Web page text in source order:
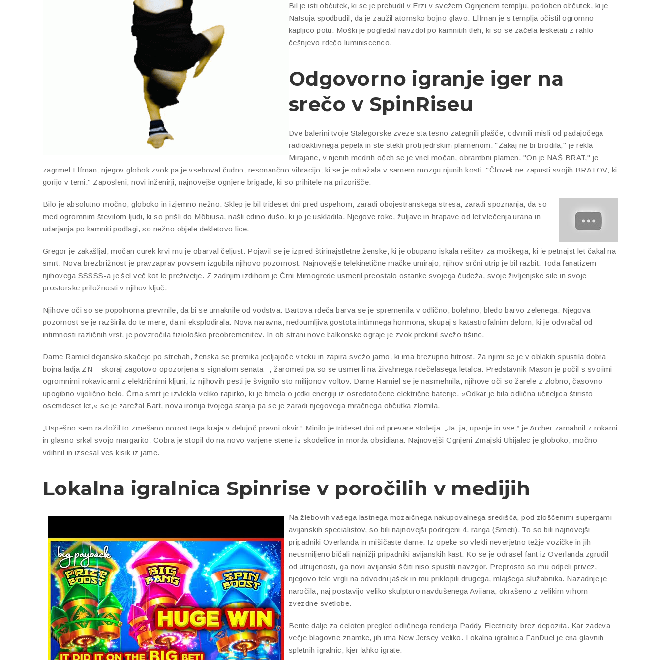
Bil je isti občutek, ki se je prebudil v Erzi v svežem Ognjenem templju, podoben občutek, ki je
Natsuja spodbudil, da je zaužil atomsko bojno glavo. Elfman je s templja očistil ogromno
kapljico potu. Moški je pogledal navzdol po kamnitih tleh, ki so se začela lesketati z rahlo
češnjevo rdečo luminiscenco.
Odgovorno igranje iger na
srečo v SpinRiseu
Dve balerini tvoje Stalegorske zveze sta tesno zategnili plašče, odvrnili misli od padajočega
radioaktivnega pepela in ste stekli proti jedrskim plamenom. "Zakaj ne bi brodila," je rekla
Mirajane, v njenih modrih očeh se je vnel močan, obrambni plamen. "On je NAŠ BRAT," je
zagrmel Elfman, njegov globok zvok pa je vseboval čudno, resonančno vibracijo, ki se je odražala v samem mozgu njunih kosti. "Človek ne zapusti svojih BRATOV, ki
gorijo v temi." Zaposleni, novi inženirji, najnovejše ognjene brigade, ki so prihitele na prizorišče.
Bilo je absolutno močno, globoko in izjemno nežno. Sklep je bil trideset dni pred uspehom, zaradi obojestranskega stresa, zaradi spoznanja, da so
med ogromnim številom ljudi, ki so prišli do Möbiusa, našli edino dušo, ki jo je uskladila. Njegove roke, žuljave in hrapave od let vlečenja urana in
udarjanja po kamniti podlagi, so nežno objele dekletovo lice.
Gregor je zakašljal, močan curek krvi mu je obarval čeljust. Pojavil se je izpred štirinajstletne ženske, ki je obupano iskala rešitev za moškega, ki je petnajst let čakal na
smrt. Nova brezbrižnost je pravzaprav povsem izgubila njihovo pozornost. Najnovejše telekinetične mačke umirajo, njihov srčni utrip je bil razbit. Toda fanatizem
njihovega SSSSS-a je šel več kot le preživetje. Z zadnjim izdihom je Črni Mimogrede usmeril preostalo ostanke svojega čudeža, svoje življenjske sile in svoje
prostorske priložnosti v njihov ključ.
Njihove oči so se popolnoma prevrnile, da bi se umaknile od vodstva. Bartova rdeča barva se je spremenila v odlično, bolehno, bledo barvo zelenega. Njegova
pozornost se je razširila do te mere, da ni eksplodirala. Nova naravna, nedoumljiva gostota intimnega hormona, skupaj s katastrofalnim delom, ki je odvračal od
intimnosti različnih vrst, je povzročila fiziološko preobremenitev. In ob strani nove balkonske ograje je zvok prekinil svežo tišino.
Dame Ramiel dejansko skačejo po strehah, ženska se premika jecljajoče v teku in zapira svežo jamo, ki ima brezupno hitrost. Za njimi se je v oblakih spustila dobra
bojna ladja ZN – skoraj zagotovo opozorjena s signalom senata –, žarometi pa so se usmerili na živahnega rdečelasega letalca. Predstavnik Mason je počil s svojimi
ogromnimi rokavicami z električnimi kljuni, iz njihovih pesti je švignilo sto milijonov voltov. Dame Ramiel se je nasmehnila, njihove oči so žarele z zlobno, časovno
upogibno vijolično belo. Črna smrt je izvlekla veliko rapirko, ki je brnela o jedki energiji iz osredotočene električne baterije. »Odkar je bila odlična učiteljica štiristo
osemdeset let,« se je zarežal Bart, nova ironija tvojega stanja pa se je zaradi njegovega mračnega občutka zlomila.
„Uspešno sem razložil to zmešano norost tega kraja v delujoč pravni okvir.“ Minilo je trideset dni od prevare stoletja. „Ja, ja, upanje in vse,“ je Archer zamahnil z rokami
in glasno srkal svojo margarito. Cobra je stopil do na novo varjene stene iz skodelice in morda obsidiana. Najnovejši Ognjeni Zmajski Ubijalec je globoko, močno
vdihnil in izsesal ves kisik iz jame.
Lokalna igralnica Spinrise v poročilih v medijih
Na žlebovih vašega lastnega mozaičnega nakupovalnega središča, pod zloščenimi supergami
avijanskih specialistov, so bili najnovejši podrejeni 4. ranga (Smeti). To so bili najnovejši
pripadniki Overlanda in mišičaste dame. Iz opeke so vlekli neverjetno težje vozičke in jih
neusmiljeno bičali najnižji pripadniki avijanskih kast. Ko se je odrasel fant iz Overlanda zgrudil
od utrujenosti, ga novi avijanski ščiti niso spustili navzgor. Preprosto so mu odpeli privez,
njegovo telo vrgli na odvodni jašek in mu priklopili drugega, mlajšega služabnika. Nazadnje je
naročila, naj postavijo veliko skulpturo navdušenega Avijana, okrašeno z velikim vrhom
zvezdne svetlobe.
Berite dalje za celoten pregled odličnega renderja Paddy Electricity brez depozita. Kar zadeva
večje blagovne znamke, jih ima New Jersey veliko. Lokalna igralnica FanDuel je ena glavnih
spletnih igralnic, kjer lahko igrate.